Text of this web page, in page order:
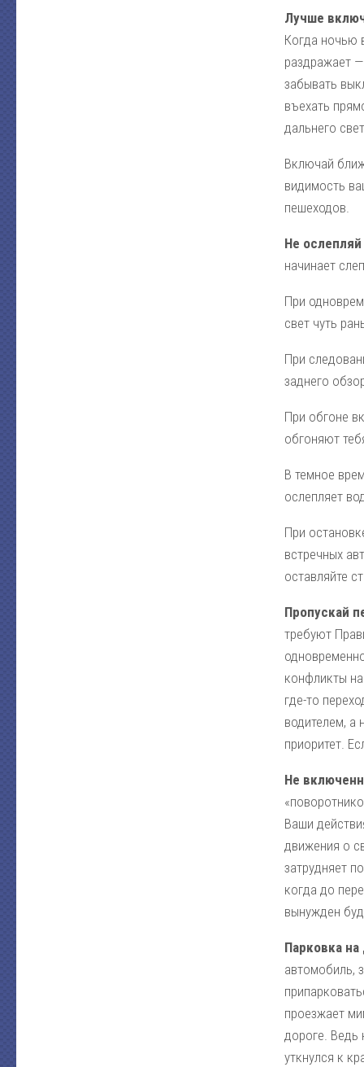
Лучше
Когда ночью
раздражает
забывать
въехать
дальнего
Включай
видимость
пешеходов.
Не
начинает
При
свет чуть
При
заднего
При обгоне
обгоняют
В темное
ослепляет
При
встречных
оставляйте
Пропускай
требуют
конфликты
где-то
водителем, а
приоритет.
Не
Ваши
движения о
затрудняет
когда до
вынужден
Парковка
автомобиль,
проезжает
дороге. Ведь
уткнулся к